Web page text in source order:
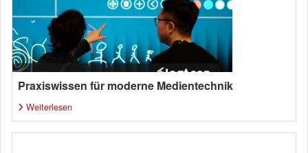
Praxiswissen für moderne Medientechnik
Weiterlesen